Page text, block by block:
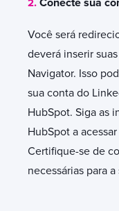
Você será
deverá inserir
Navigator. Isso
sua conta do
HubSpot. Siga as
HubSpot a
Certifique-se de
necessárias para